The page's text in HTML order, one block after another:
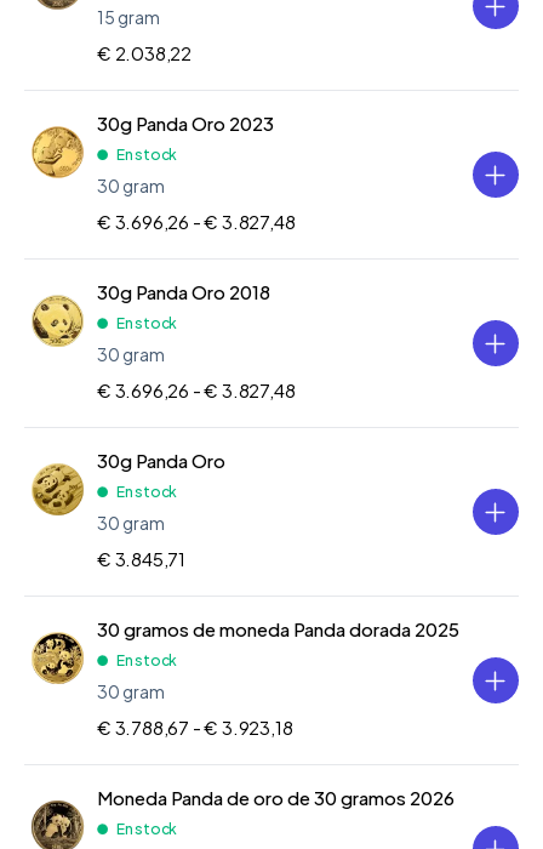
15 gram
€ 2.038,22
30g Panda Oro 2023
En stock
30 gram
€ 3.696,26 -€ 3.827,48
30g Panda Oro 2018
En stock
30 gram
€ 3.696,26 -€ 3.827,48
30g Panda Oro
En stock
30 gram
€ 3.845,71
30 gramos de moneda Panda dorada 2025
En stock
30 gram
€ 3.788,67 -€ 3.923,18
Moneda Panda de oro de 30 gramos 2026
En stock